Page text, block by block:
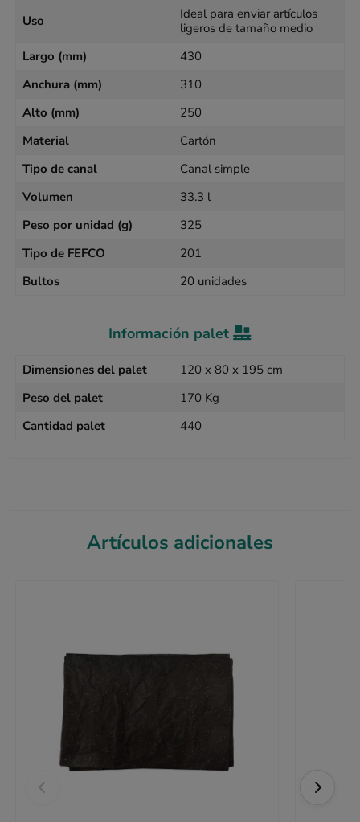
Uso
Ideal para enviar artículos
ligeros de tamaño medio
Largo (mm)
430
Anchura (mm)
310
Alto (mm)
250
Material
Cartón
Tipo de canal
Canal simple
Volumen
33.3 l
Peso por unidad (g)
325
Tipo de FEFCO
201
Bultos
20 unidades
Información palet
Dimensiones del palet
120 x 80 x 195 cm
Peso del palet
170 Kg
Cantidad palet
440
Artículos adicionales